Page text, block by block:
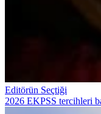
Editörün Seçtiği
2026 EKPSS tercihleri